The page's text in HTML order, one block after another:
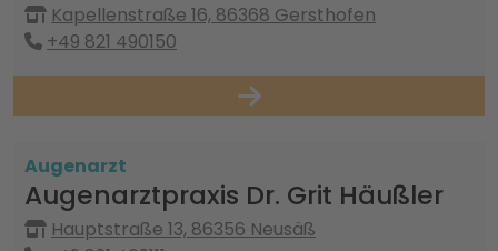
Kapellenstraße 16, 86368 Gersthofen
+49 821 490150
Augenarzt
Augenarztpraxis Dr. Grit Häußler
Hauptstraße 13, 86356 Neusäß